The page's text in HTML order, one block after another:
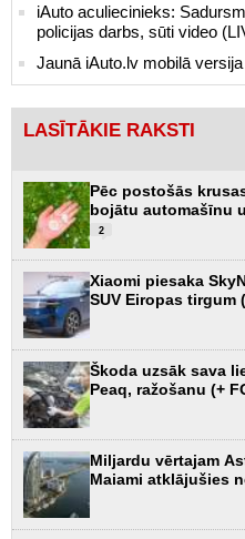
iAuto aculiecinieks:
policijas darbs, sūti video
Jaunā iAuto.lv mobilā
LASĪTĀKIE RAKSTI
Pēc postošās
bojātu automašīnu
2
Xiaomi piesaka
SUV Eiropas tirgum
Škoda uzsāk sava
Peaq, ražošanu (+
Miljardu vērtajam
Maiami atklājušies